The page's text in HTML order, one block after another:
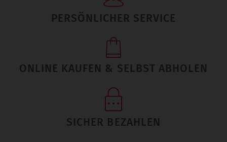
PERSÖNLICHER SERVICE
ONLINE KAUFEN & SELBST ABHOLEN
SICHER BEZAHLEN